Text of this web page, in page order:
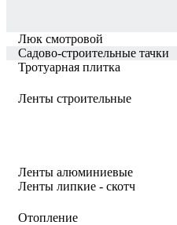
Люк смотровой
Садово-строительные тачки
Тротуарная плитка
Ленты строительные
Ленты алюминиевые
Ленты липкие - скотч
Отопление